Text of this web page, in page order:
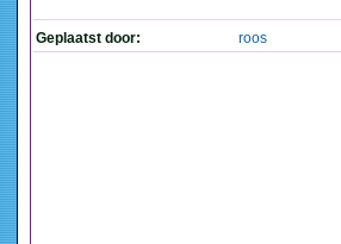
Geplaatst door: roos